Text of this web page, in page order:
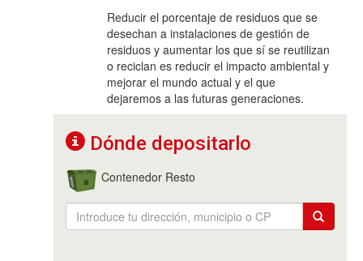
Reducir el porcentaje de residuos que se
desechan a instalaciones de gestión de
residuos y aumentar los que sí se reutilizan
o reciclan es reducir el impacto ambiental y
mejorar el mundo actual y el que
dejaremos a las futuras generaciones.
Dónde depositarlo
Contenedor Resto